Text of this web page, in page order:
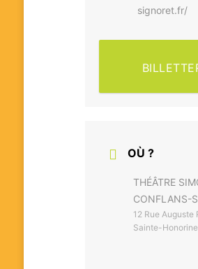
signoret.fr/
OÙ ?
THÉÂTRE
CONFLANS-
12 Rue
Sainte-Honorine